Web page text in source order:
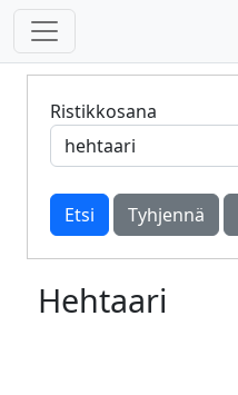
Ristikkosana
Tyhjennä
Hehtaari